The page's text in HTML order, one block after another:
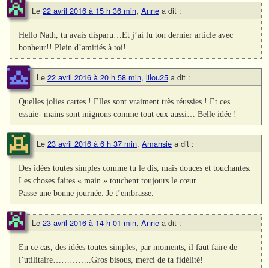
Le 22 avril 2016 à 15 h 36 min, Anne a dit :
Hello Nath, tu avais disparu…Et j’ai lu ton dernier article avec
bonheur!! Plein d’amitiés à toi!
Le 22 avril 2016 à 20 h 58 min, lilou25 a dit :
Quelles jolies cartes ! Elles sont vraiment très réussies ! Et ces
essuie- mains sont mignons comme tout eux aussi… Belle idée !
Le 23 avril 2016 à 6 h 37 min, Amansie a dit :
Des idées toutes simples comme tu le dis, mais douces et touchantes.
Les choses faites « main » touchent toujours le cœur.
Passe une bonne journée. Je t’embrasse.
Le 23 avril 2016 à 14 h 01 min, Anne a dit :
En ce cas, des idées toutes simples; par moments, il faut faire de
l’utilitaire…………..Gros bisous, merci de ta fidélité!